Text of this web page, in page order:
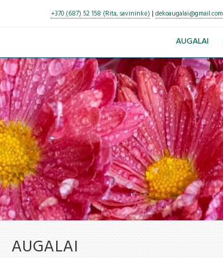
+370 (687) 52 158 (Rita, savininkė) | dekoaugalai@gmail.com
AUGALAI
AUGALAI